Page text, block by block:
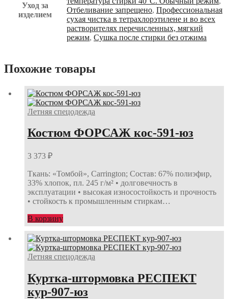
Уход за
изделием
Отбеливание запрещено, Профессиональная
сухая чистка в тетрахлорэтилене и во всех
растворителях перечисленных, мягкий
режим, Сушка после стирки без отжима
Похожие товары
Летняя спецодежда
Костюм ФОРСАЖ кос-591-юз
3 373 ₽
Ткань: «Томбой», Carrington; Состав: 67% полиэфир,
33% хлопок, пл. 245 г/м² • долговечность в
эксплуатации • высокая износостойкость и прочность
• стойкость к промышленным стиркам…
В корзину
Летняя спецодежда
Куртка-штормовка РЕСПЕКТ
кур-907-юз